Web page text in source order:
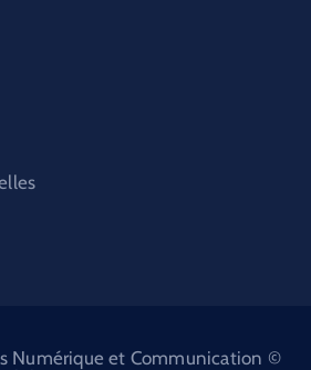
Numérique et Communication ©